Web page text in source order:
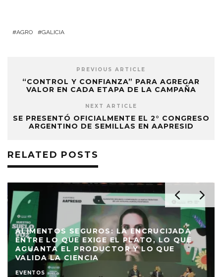
AGRO GALICIA
PREVIOUS ARTICLE
“CONTROL Y CONFIANZA” PARA AGREGAR
VALOR EN CADA ETAPA DE LA CAMPAÑA
NEXT ARTICLE
SE PRESENTÓ OFICIALMENTE EL 2° CONGRESO
ARGENTINO DE SEMILLAS EN AAPRESID
RELATED POSTS
ALIMENTOS SEGUROS: LA ENCRUCIJADA
ENTRE LO QUE EXIGE EL PLATO, LO QUE
AGUANTA EL PRODUCTOR Y LO QUE
VALIDA LA CIENCIA
EVENTOS